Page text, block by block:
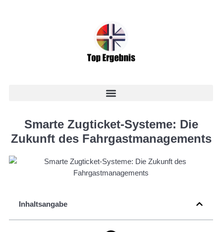
Smarte Zugticket-Systeme: Die
Zukunft des Fahrgastmanagements
Inhaltsangabe